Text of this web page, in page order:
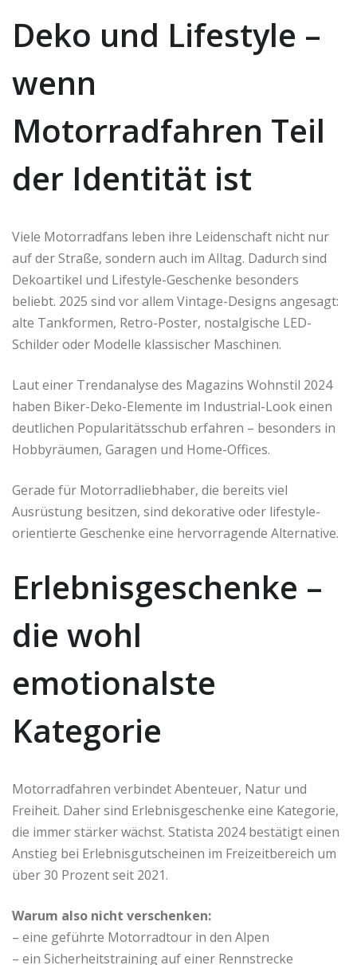
Deko und Lifestyle –
wenn
Motorradfahren Teil
der Identität ist
Viele Motorradfans leben ihre Leidenschaft nicht nur
auf der Straße, sondern auch im Alltag. Dadurch sind
Dekoartikel und Lifestyle-Geschenke besonders
beliebt. 2025 sind vor allem Vintage-Designs angesagt:
alte Tankformen, Retro-Poster, nostalgische LED-
Schilder oder Modelle klassischer Maschinen.
Laut einer Trendanalyse des Magazins Wohnstil 2024
haben Biker-Deko-Elemente im Industrial-Look einen
deutlichen Popularitätsschub erfahren – besonders in
Hobbyräumen, Garagen und Home-Offices.
Gerade für Motorradliebhaber, die bereits viel
Ausrüstung besitzen, sind dekorative oder lifestyle-
orientierte Geschenke eine hervorragende Alternative.
Erlebnisgeschenke –
die wohl
emotionalste
Kategorie
Motorradfahren verbindet Abenteuer, Natur und
Freiheit. Daher sind Erlebnisgeschenke eine Kategorie,
die immer stärker wächst. Statista 2024 bestätigt einen
Anstieg bei Erlebnisgutscheinen im Freizeitbereich um
über 30 Prozent seit 2021.
Warum also nicht verschenken:
– eine geführte Motorradtour in den Alpen
– ein Sicherheitstraining auf einer Rennstrecke